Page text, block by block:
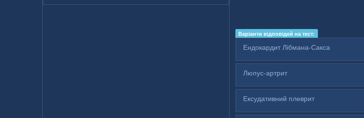
Варіанти відповідей на тест:
Ендокардит Лібмана-Сакса
Люпус-артрит
Ексудативний плеврит